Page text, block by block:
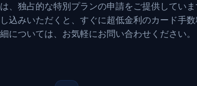
、独占的な特別プランの申請をご提供してい
込みいただくと、すぐに超低金利のカード手数
については、お気軽にお問い合わせください。